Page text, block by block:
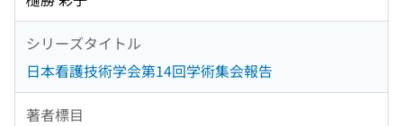
シリーズタイトル
日本看護技術学会第14回学術集会報告
著者標目